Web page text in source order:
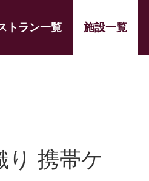
トラン一覧 施設一覧
り 携帯ケ